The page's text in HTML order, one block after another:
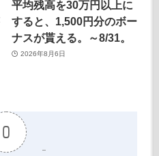
平均残高を30万円以上に
すると、1,500円分のボー
ナスが貰える。～8/31。
2026年8月6日
0